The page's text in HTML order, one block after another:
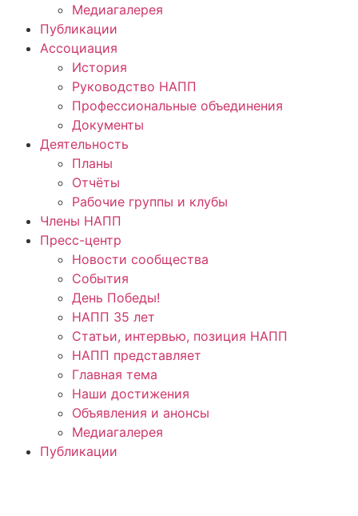
Медиагалерея
Публикации
Ассоциация
История
Руководство НАПП
Профессиональные объединения
Документы
Деятельность
Планы
Отчёты
Рабочие группы и клубы
Члены НАПП
Пресс-центр
Новости сообщества
События
День Победы!
НАПП 35 лет
Статьи, интервью, позиция НАПП
НАПП представляет
Главная тема
Наши достижения
Объявления и анонсы
Медиагалерея
Публикации